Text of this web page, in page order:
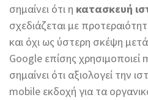
σημαίνει ότι η κατασκευή
σχεδιάζεται με
και όχι ως ύστερη σκέψη
Google επίσης
σημαίνει ότι αξιολογεί την
mobile εκδοχή για τα